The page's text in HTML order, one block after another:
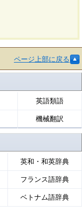
ページ上部に戻る
英語類語
機械翻訳
英和・和英辞典
フランス語辞典
ベトナム語辞典